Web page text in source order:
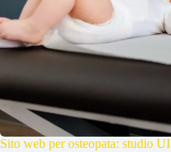
Sito web per osteopata: studio UI